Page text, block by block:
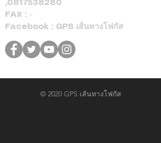
,0817538280
FAX : -
Facebook : GPS เส้นทางโฟกัส
© 2020 GPS เส้นทางโฟกัส